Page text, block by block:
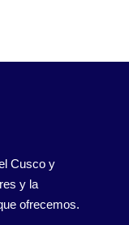
Cusco y
y la
ofrecemos.